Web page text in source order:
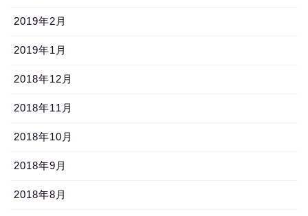
2019年2月
2019年1月
2018年12月
2018年11月
2018年10月
2018年9月
2018年8月